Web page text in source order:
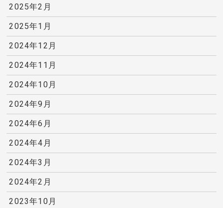
2025年2月
2025年1月
2024年12月
2024年11月
2024年10月
2024年9月
2024年6月
2024年4月
2024年3月
2024年2月
2023年10月